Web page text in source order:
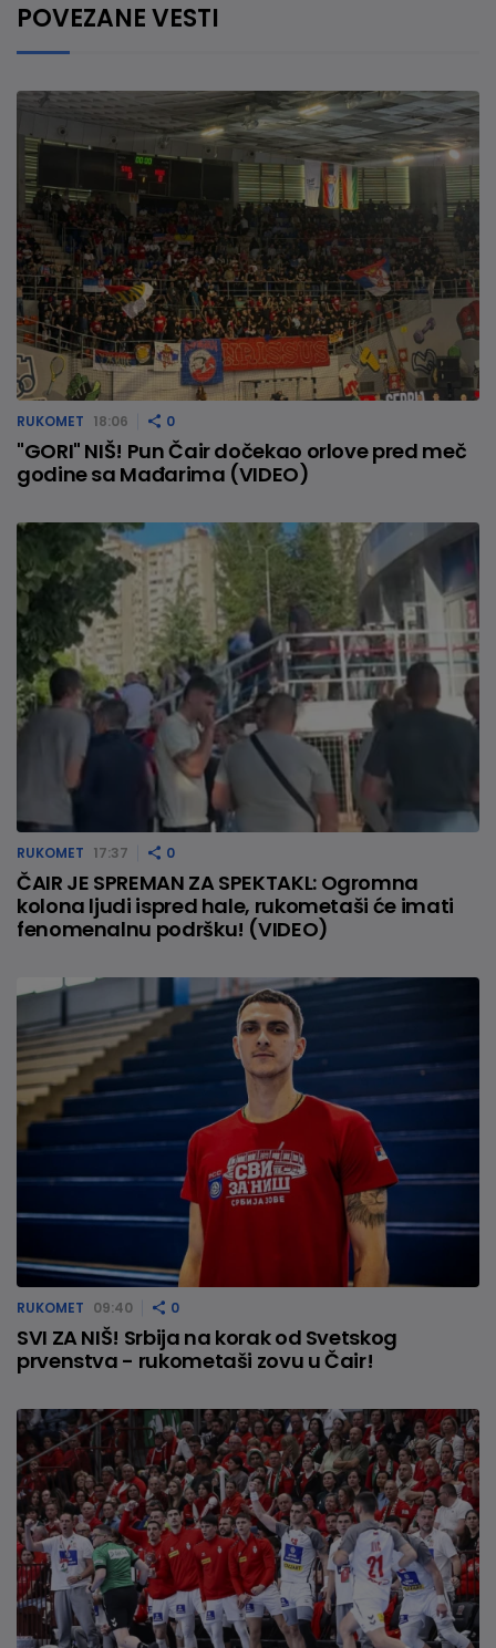
POVEZANE VESTI
RUKOMET 18:06 0
"GORI" NIŠ! Pun Čair dočekao orlove pred meč
godine sa Mađarima (VIDEO)
RUKOMET 17:37 0
ČAIR JE SPREMAN ZA SPEKTAKL: Ogromna
kolona ljudi ispred hale, rukometaši će imati
fenomenalnu podršku! (VIDEO)
RUKOMET 09:40 0
SVI ZA NIŠ! Srbija na korak od Svetskog
prvenstva - rukometaši zovu u Čair!